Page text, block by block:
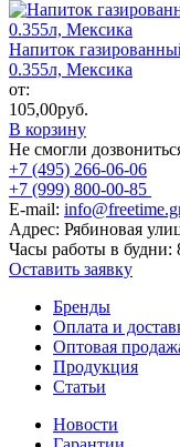
Напиток
0.355л, Мексика
от:
105,00руб.
В корзину
Не смогли
+7 (495) 266-06-06
+7 (999) 800-00-85
E-mail:
Адрес: Рябиновая
Часы работы в будни:
Оставить заявку
Бренды
Оплата и
Оптовая
Продукция
Статьи
Новости